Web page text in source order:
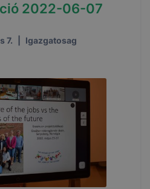
2022-06-07
7. Igazgatosag